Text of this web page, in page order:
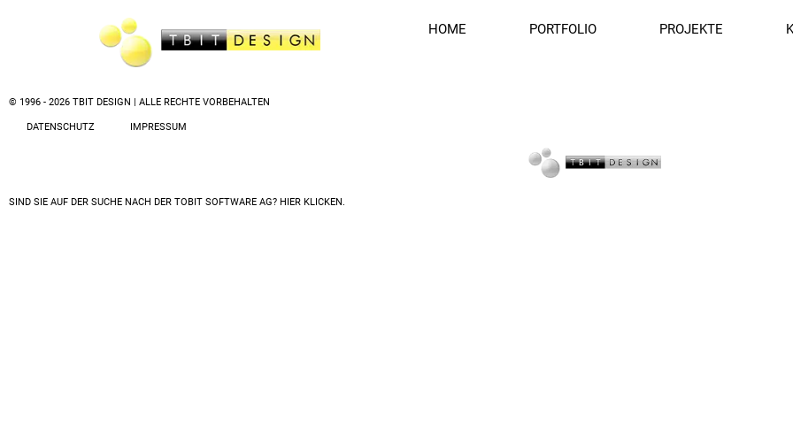
HOME PORTFOLIO PROJEKTE
© 1996 - 2026 TBIT DESIGN | ALLE RECHTE VORBEHALTEN
DATENSCHUTZ IMPRESSUM
SIND SIE AUF DER SUCHE NACH DER TOBIT SOFTWARE AG? HIER KLICKEN.